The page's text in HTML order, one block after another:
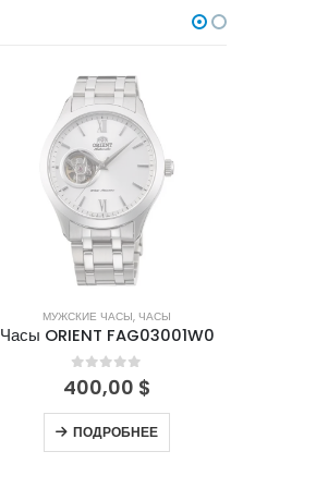
НЕТ В НАЛИЧИИ
МУЖСКИЕ ЧАСЫ, ЧАСЫ
Часы ORIENT FAG03001W0
0out of 5
400,00 $
ПОДРОБНЕЕ